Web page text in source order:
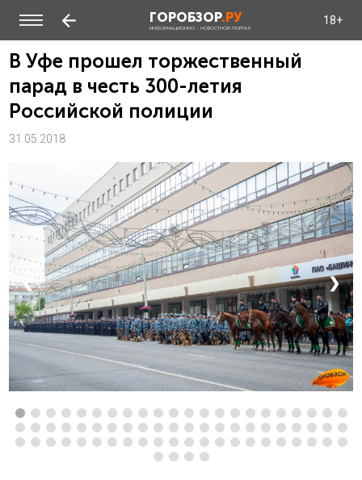
ГОРОБЗОР.РУ
ИНФОРМАЦИОННО - НОВОСТНОЙ ПОРТАЛ
18+
В Уфе прошел торжественный
парад в честь 300-летия
Российской полиции
31.05.2018
❮ ❯